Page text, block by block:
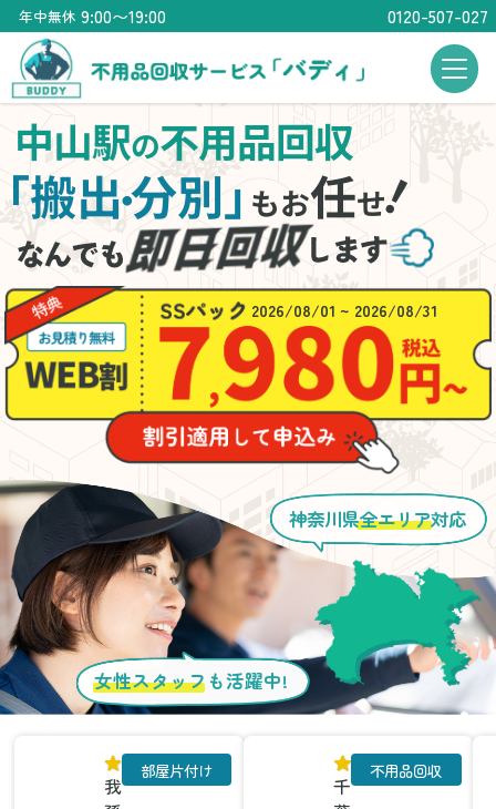
年中無休 9:00〜19:00 0120-507-027
中山駅の不用品回収
搬出・分別」もお任せ
！
2026/08/01 ~ 2026/08/31
女性スタッフ も活躍中!
神奈川県全エリア対応
我
部屋片付け
千
不用品回収